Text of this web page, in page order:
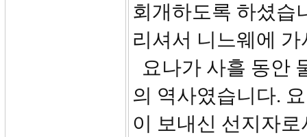
회개하도록 하셨습
리셔서 니느웨에
요나가 사흘 동안
의 역사였습니다.
이 보내신 선지자